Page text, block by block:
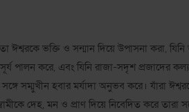
ঈশ্বরকে ভক্তি ও সন্মান দিয়ে উপাসনা করা,
পালন করে, এবং যিনি রাজা-সদৃশ প্রজাদের
সঙ্গে সম্মুখীন হবার মর্যাদা অনুভব করে। যাঁরা
দেহ, মন ও প্রাণ দিয়ে নিবেদিত করে তারা